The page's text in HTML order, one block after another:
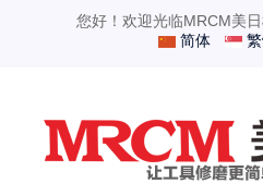
您好！欢迎光临MRCM美
简体